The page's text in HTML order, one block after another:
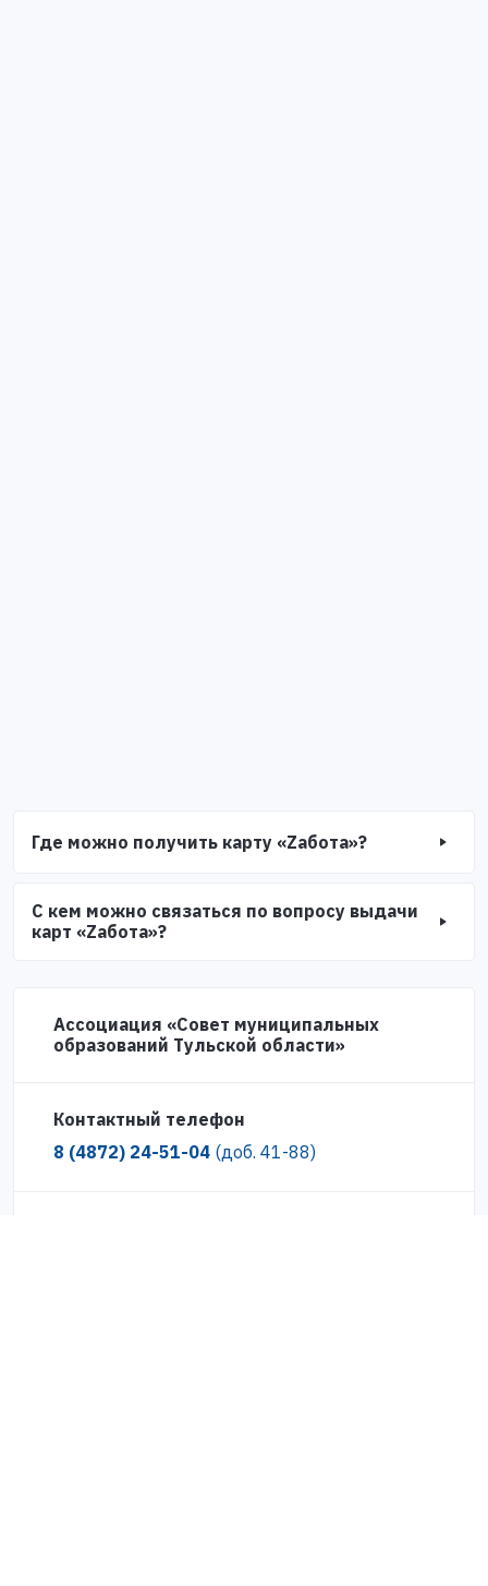
Где можно получить карту «Zабота»?
С кем можно связаться по вопросу выдачи
карт «Zабота»?
Ассоциация «Совет муниципальных
образований Тульской области»
Контактный телефон
8 (4872) 24-51-04 (доб. 41-88)